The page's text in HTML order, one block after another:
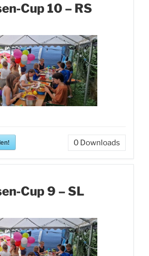
Cup 10 – RS
0 Downloads
Cup 9 – SL